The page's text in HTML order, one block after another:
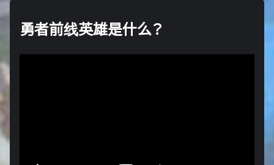
勇者前线英雄是什么？